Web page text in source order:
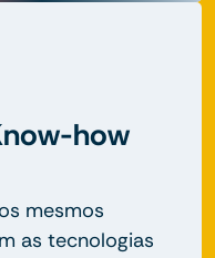
how
mesmos
as tecnologias